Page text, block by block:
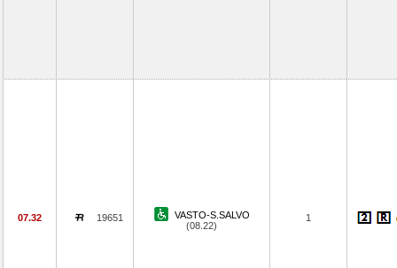
07.32 19651
VASTO-S.SALVO
(08.22)
1